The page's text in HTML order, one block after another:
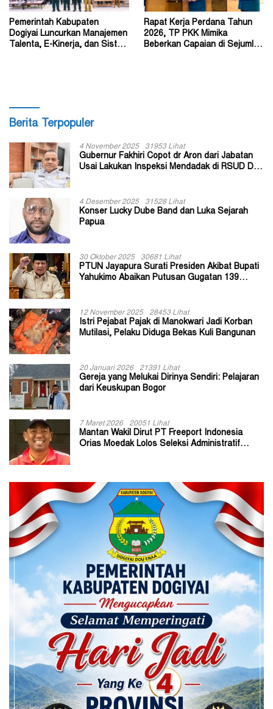
Pemerintah Kabupaten
Dogiyai Luncurkan Manajemen
Talenta, E-Kinerja, dan Sistem
Rapat Kerja Perdana Tahun
2026, TP PKK Mimika
Beberkan Capaian di Sejumlah
Berita Terpopuler
4 November 2025 31953 Lihat
Gubernur Fakhiri Copot dr Aron dari Jabatan
Usai Lakukan Inspeksi Mendadak di RSUD Dok
4 Desember 2025 31528 Lihat
Konser Lucky Dube Band dan Luka Sejarah
Papua
30 Oktober 2025 30681 Lihat
PTUN Jayapura Surati Presiden Akibat Bupati
Yahukimo Abaikan Putusan Gugatan 139
12 November 2025 28453 Lihat
Istri Pejabat Pajak di Manokwari Jadi Korban
Mutilasi, Pelaku Diduga Bekas Kuli Bangunan
20 Januari 2026 21391 Lihat
Gereja yang Melukai Dirinya Sendiri: Pelajaran
dari Keuskupan Bogor
7 Maret 2026 20051 Lihat
Mantan Wakil Dirut PT Freeport Indonesia
Orias Moedak Lolos Seleksi Administratif